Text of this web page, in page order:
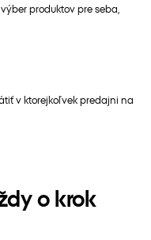
produktov pre seba,
v ktorejkoľvek predajni na
o krok